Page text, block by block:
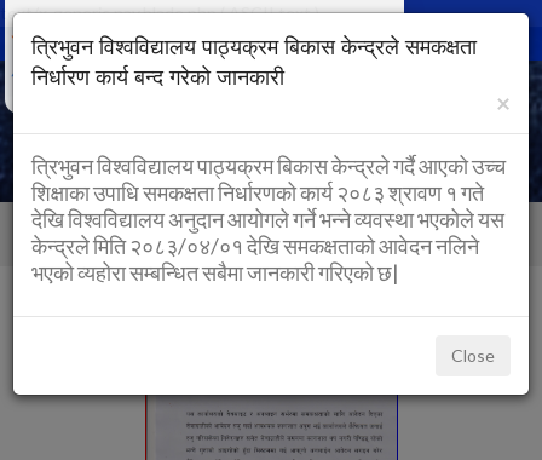
text/x-generic nav.blade.php ( ASCII text )
Back to Home Home category
NOTICES
त्रिभुवन विश्वविद्यालय पाठ्यक्रम बिकास केन्द्रले समकक्षता
निर्धारण कार्य बन्द गरेको जानकारी
×
त्रिभुवन विश्वविद्यालय पाठ्यक्रम बिकास केन्द्रले गर्दै आएको उच्च
शिक्षाका उपाधि समकक्षता निर्धारणको कार्य २०८३ श्रावण १ गते
देखि विश्वविद्यालय अनुदान आयोगले गर्ने भन्ने व्यवस्था भएकोले यस
केन्द्रले मिति २०८३/०४/०१ देखि समकक्षताको आवेदन नलिने
भएको व्यहोरा सम्बन्धित सबैमा जानकारी गरिएको छ|
Close